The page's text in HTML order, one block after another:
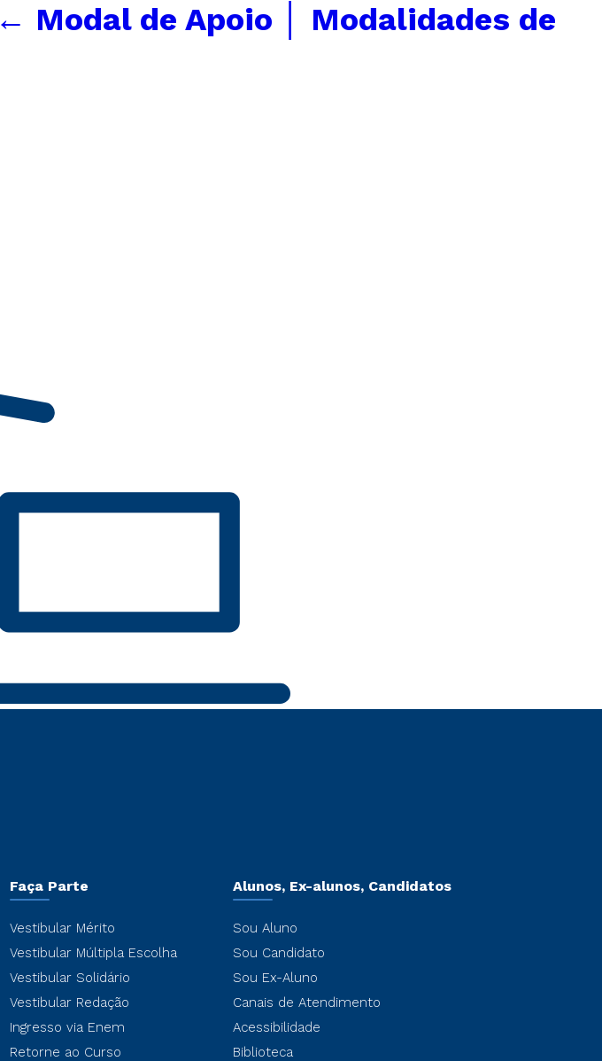
← Modal de Apoio │ Modalidades de
Faça Parte
Vestibular Mérito
Vestibular Múltipla Escolha
Vestibular Solidário
Vestibular Redação
Ingresso via Enem
Retorne ao Curso
Alunos, Ex-alunos, Candidatos
Sou Aluno
Sou Candidato
Sou Ex-Aluno
Canais de Atendimento
Acessibilidade
Biblioteca